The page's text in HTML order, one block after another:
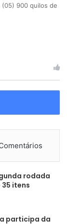
900 quilos de
rodada
itens
participa da